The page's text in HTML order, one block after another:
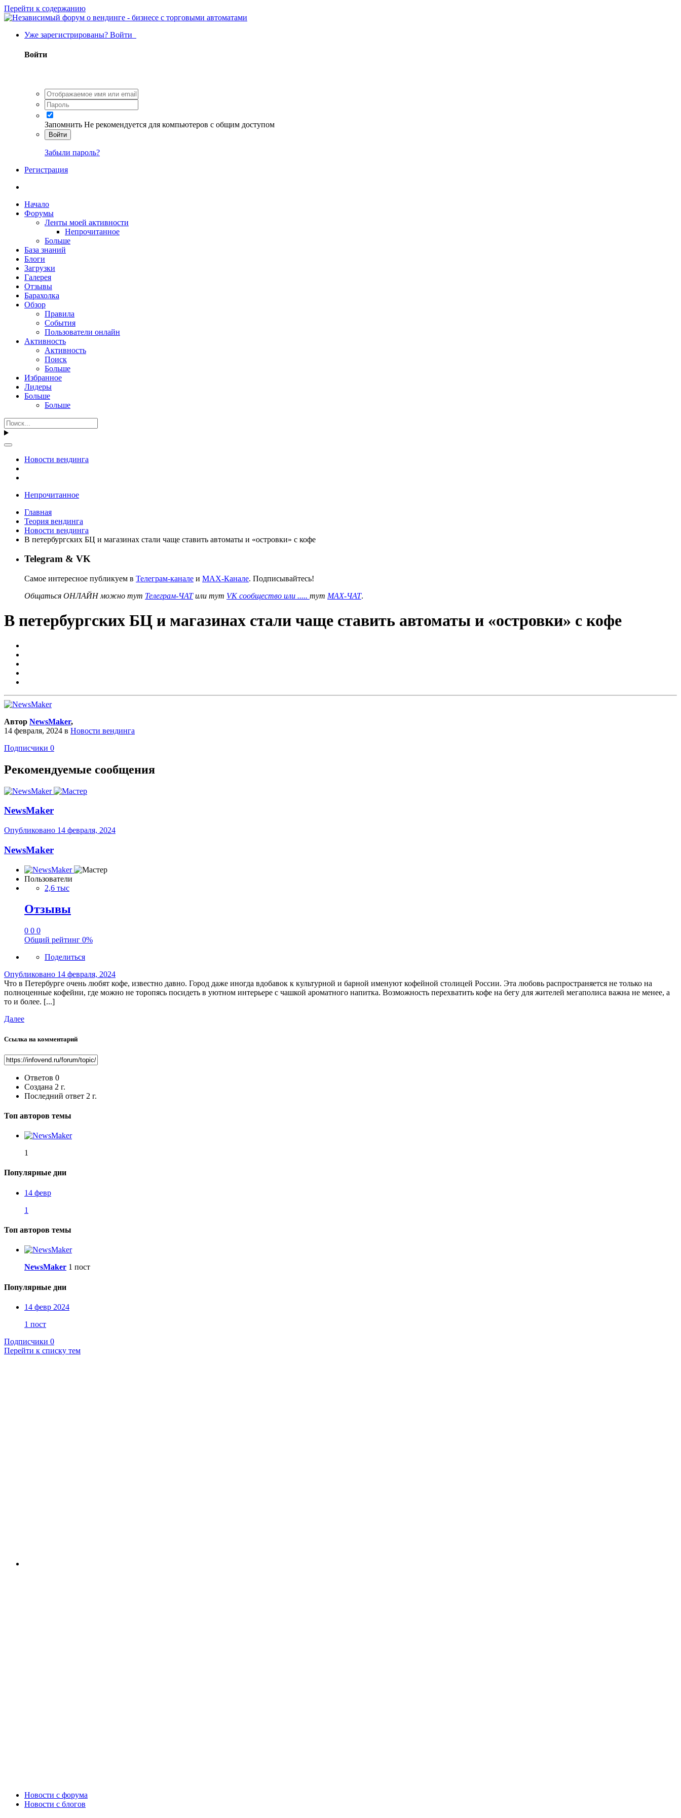
Перейти к содержанию
Уже зарегистрированы? Войти
Войти
Запомнить Не рекомендуется для компьютеров с общим доступом
Войти
Забыли пароль?
Регистрация
Начало
Форумы
Ленты моей активности
Непрочитанное
Больше
База знаний
Блоги
Загрузки
Галерея
Отзывы
Барахолка
Обзор
Правила
События
Пользователи онлайн
Активность
Активность
Поиск
Больше
Избранное
Лидеры
Больше
Больше
Новости вендинга
Непрочитанное
Главная
Теория вендинга
Новости вендинга
В петербургских БЦ и магазинах стали чаще ставить автоматы и «островки» с кофе
Telegram & VK
Самое интересное публикуем в Телеграм-канале и MAX-Канале. Подписывайтесь!
Общаться ОНЛАЙН можно тут Телеграм-ЧАТили тут VK сообщество или ..... тут MAX-ЧАТ.
В петербургских БЦ и магазинах стали чаще ставить автоматы и «островки» с кофе
Автор NewsMaker,
14 февраля, 2024 в Новости вендинга
Подписчики 0
Рекомендуемые сообщения
NewsMaker
Опубликовано 14 февраля, 2024
NewsMaker
Пользователи
2,6 тыс
Отзывы
0 0 0
Общий рейтинг 0%
Поделиться
Опубликовано 14 февраля, 2024
Что в Петербурге очень любят кофе, известно давно. Город даже иногда вдобавок к культурной и барной именуют кофейной столицей России. Эта любовь распространяется не только на
полноценные кофейни, где можно не торопясь посидеть в уютном интерьере с чашкой ароматного напитка. Возможность перехватить кофе на бегу для жителей мегаполиса важна не менее, а
то и более. [...]
Далее
Ссылка на комментарий
Ответов 0
Создана 2 г.
Последний ответ 2 г.
Топ авторов темы
1
Популярные дни
14 февр
1
Топ авторов темы
NewsMaker 1 пост
Популярные дни
14 февр 2024
1 пост
Подписчики 0
Перейти к списку тем
Новости c форума
Новости с блогов